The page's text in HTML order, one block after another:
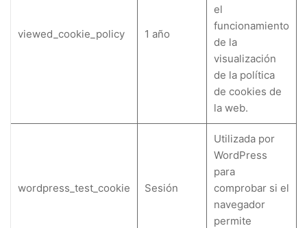
viewed_cookie_policy 1 año
el
funcionamiento
de la
visualización
de la política
de cookies de
la web.
wordpress_test_cookie Sesión
Utilizada por
WordPress
para
comprobar si el
navegador
permite